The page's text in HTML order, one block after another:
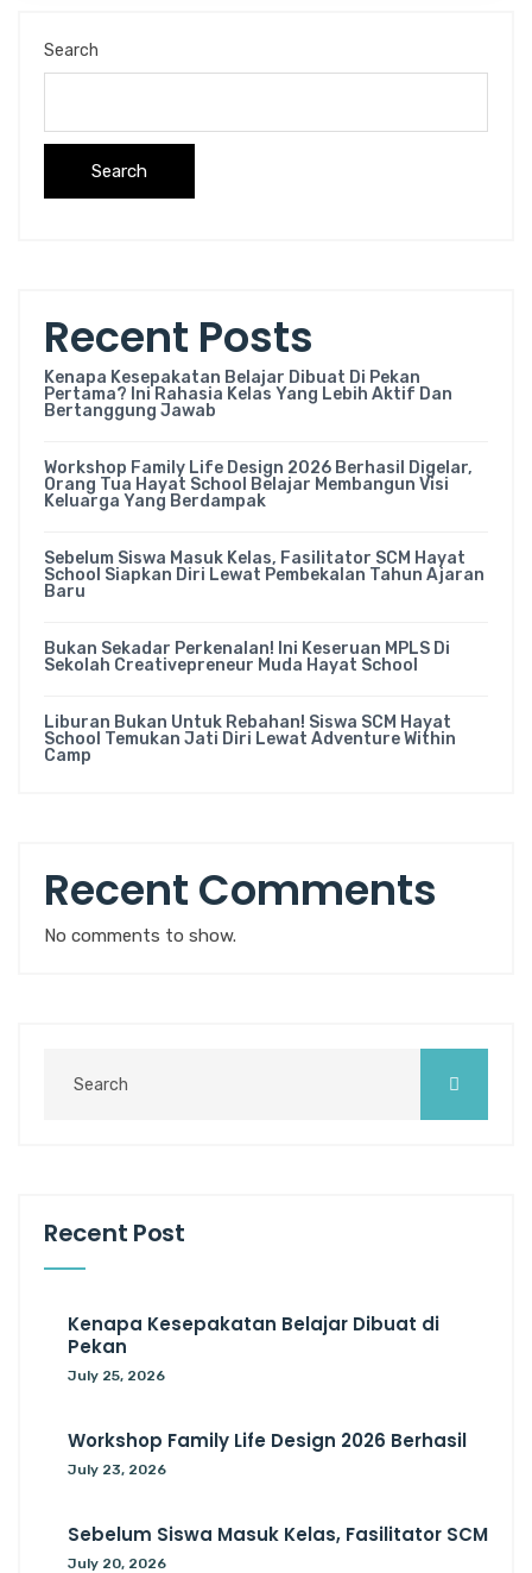
Search
Search
Recent Posts
Kenapa Kesepakatan Belajar Dibuat Di Pekan
Pertama? Ini Rahasia Kelas Yang Lebih Aktif Dan
Bertanggung Jawab
Workshop Family Life Design 2026 Berhasil Digelar,
Orang Tua Hayat School Belajar Membangun Visi
Keluarga Yang Berdampak
Sebelum Siswa Masuk Kelas, Fasilitator SCM Hayat
School Siapkan Diri Lewat Pembekalan Tahun Ajaran
Baru
Bukan Sekadar Perkenalan! Ini Keseruan MPLS Di
Sekolah Creativepreneur Muda Hayat School
Liburan Bukan Untuk Rebahan! Siswa SCM Hayat
School Temukan Jati Diri Lewat Adventure Within
Camp
Recent Comments
No comments to show.
Recent Post
Kenapa Kesepakatan Belajar Dibuat di
Pekan
July 25, 2026
Workshop Family Life Design 2026 Berhasil
July 23, 2026
Sebelum Siswa Masuk Kelas, Fasilitator SCM
July 20, 2026